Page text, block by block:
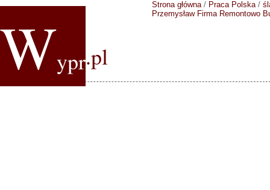
Wypr.pl
Strona główna/ Praca Polska/
Przemysław Firma Remontowo